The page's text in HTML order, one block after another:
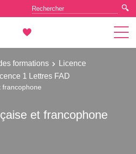
formations
Licence
1 Lettres FAD
francophone
et francophone